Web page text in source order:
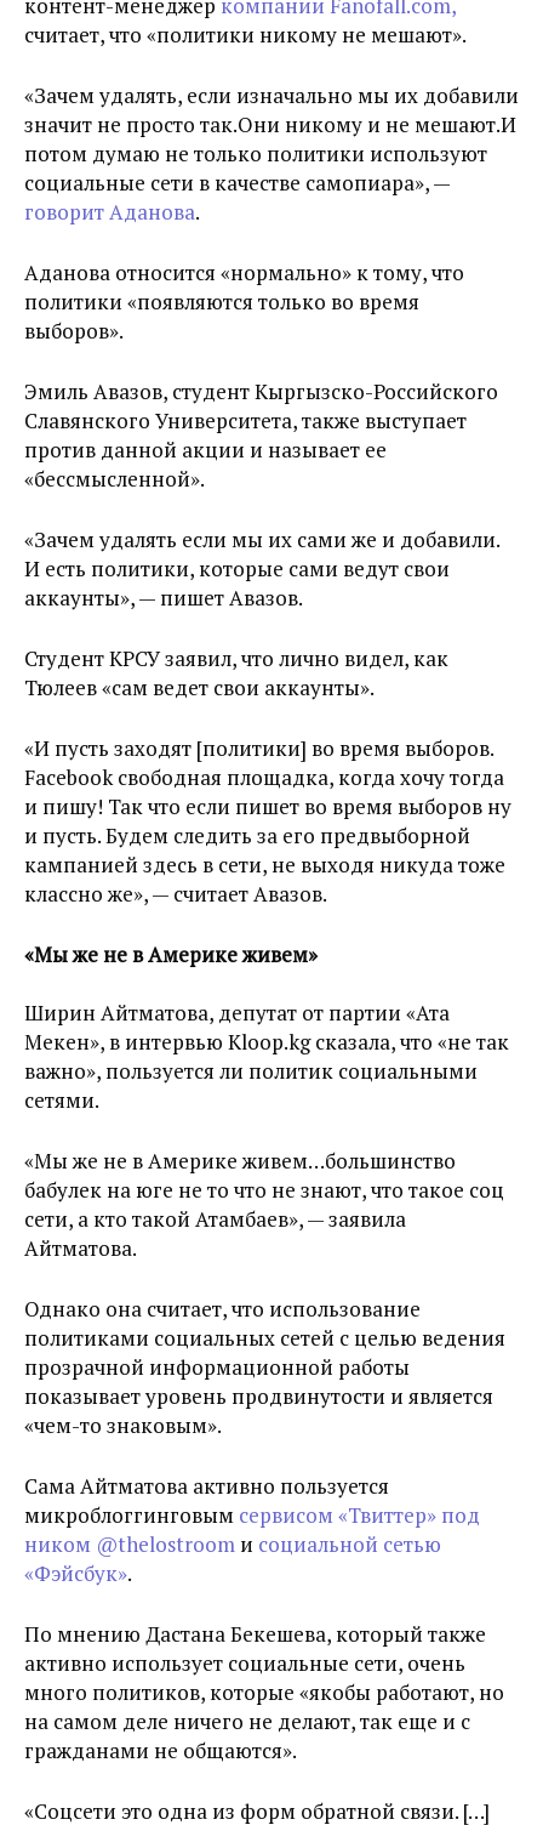
считает, что «политики никому не мешают».
«Зачем удалять, если изначально мы их добавили
значит не просто так.Они никому и не мешают.И
потом думаю не только политики используют
социальные сети в качестве самопиара», —
говорит Аданова.
Аданова относится «нормально» к тому, что
политики «появляются только во время
выборов».
Эмиль Авазов, студент Кыргызско-Российского
Славянского Университета, также выступает
против данной акции и называет ее
«бессмысленной».
«Зачем удалять если мы их сами же и добавили.
И есть политики, которые сами ведут свои
аккаунты», — пишет Авазов.
Студент КРСУ заявил, что лично видел, как
Тюлеев «сам ведет свои аккаунты».
«И пусть заходят [политики] во время выборов.
Facebook свободная площадка, когда хочу тогда
и пишу! Так что если пишет во время выборов ну
и пусть. Будем следить за его предвыборной
кампанией здесь в сети, не выходя никуда тоже
классно же», — считает Авазов.
«Мы же не в Америке живем»
Ширин Айтматова, депутат от партии «Ата
Мекен», в интервью Kloop.kg сказала, что «не так
важно», пользуется ли политик социальными
сетями.
«Мы же не в Америке живем…большинство
бабулек на юге не то что не знают, что такое соц
сети, а кто такой Атамбаев», — заявила
Айтматова.
Однако она считает, что использование
политиками социальных сетей с целью ведения
прозрачной информационной работы
показывает уровень продвинутости и является
«чем-то знаковым».
Сама Айтматова активно пользуется
микроблоггинговым сервисом «Твиттер» под
ником @thelostroom и социальной сетью
«Фэйсбук».
По мнению Дастана Бекешева, который также
активно использует социальные сети, очень
много политиков, которые «якобы работают, но
на самом деле ничего не делают, так еще и с
гражданами не общаются».
«Соцсети это одна из форм обратной связи. […]